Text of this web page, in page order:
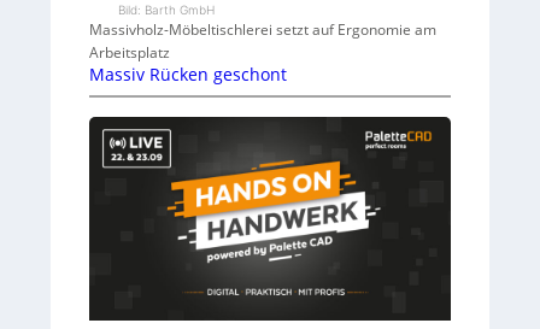
Bild: Barth GmbH
Massivholz-Möbeltischlerei setzt auf Ergonomie am
Arbeitsplatz
Massiv Rücken geschont